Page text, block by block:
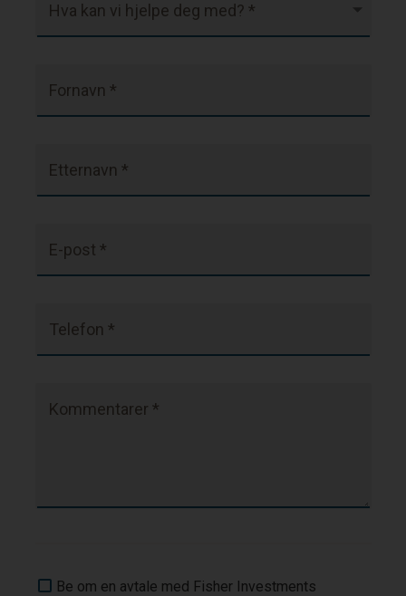
Hva kan vi hjelpe deg med? *
Fornavn *
Etternavn *
E-post *
Telefon *
Kommentarer *
Be om en avtale med Fisher Investments